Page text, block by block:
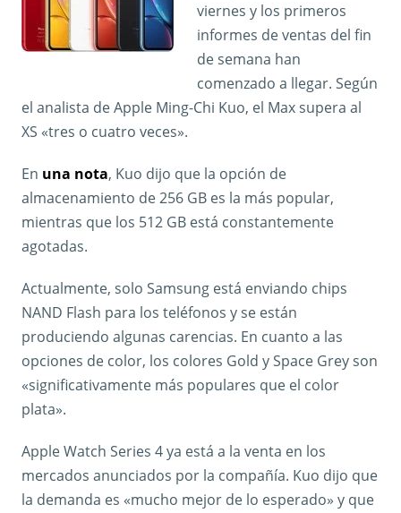
viernes y los primeros
informes de ventas del fin
de semana han
comenzado a llegar. Según
el analista de Apple Ming-Chi Kuo, el Max supera al
XS «tres o cuatro veces».
En una nota, Kuo dijo que la opción de
almacenamiento de 256 GB es la más popular,
mientras que los 512 GB está constantemente
agotadas.
Actualmente, solo Samsung está enviando chips
NAND Flash para los teléfonos y se están
produciendo algunas carencias. En cuanto a las
opciones de color, los colores Gold y Space Grey son
«significativamente más populares que el color
plata».
Apple Watch Series 4 ya está a la venta en los
mercados anunciados por la compañía. Kuo dijo que
la demanda es «mucho mejor de lo esperado» y que